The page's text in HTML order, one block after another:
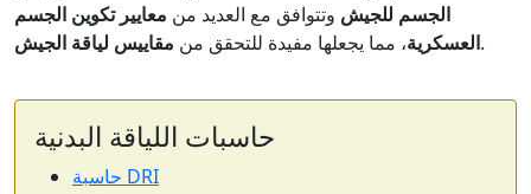
الجسم للجيش وتتوافق مع العديد من معايير تكوين الجسم
العسكرية، مما يجعلها مفيدة للتحقق من مقاييس لياقة الجيش .
حاسبات اللياقة البدنية
حاسبة DRI